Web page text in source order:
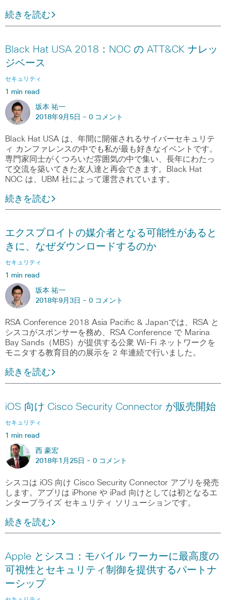
続きを読む
Black Hat USA 2018：NOC の ATT&CK ナレッ
ジベース
セキュリティ
1 min read
坂本 祐一
2018年9月5日 - 0 コメント
Black Hat USA は、年間に開催されるサイバーセキュリテ
ィ カンファレンスの中でも私が最も好きなイベントです。
専門家同士がくつろいだ雰囲気の中で集い、長年にわたっ
て交流を築いてきた友人達と再会できます。Black Hat
NOC は、UBM 社によって運営されています。
続きを読む
エクスプロイトの媒介者となる可能性があると
きに、なぜダウンロードするのか
セキュリティ
1 min read
坂本 祐一
2018年9月3日 - 0 コメント
RSA Conference 2018 Asia Pacific & Japanでは、RSA と
シスコがスポンサーを務め、RSA Conference で Marina
Bay Sands（MBS）が提供する公衆 Wi-Fi ネットワークを
モニタする教育目的の展示を 2 年連続で行いました。
続きを読む
iOS 向け Cisco Security Connector が販売開始
セキュリティ
1 min read
西 豪宏
2018年1月25日 - 0 コメント
シスコは iOS 向け Cisco Security Connector アプリを発売
します。アプリは iPhone や iPad 向けとしては初となるエ
ンタープライズ セキュリティ ソリューションです。
続きを読む
Apple とシスコ：モバイル ワーカーに最高度の
可視性とセキュリティ制御を提供するパートナ
ーシップ